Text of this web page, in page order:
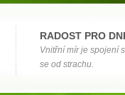
RADOST PRO
Vnitřní mír je spojení
se od strachu.